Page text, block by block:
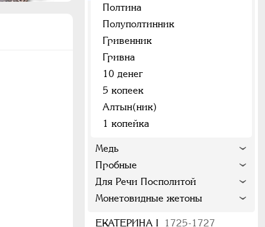
Полтина
Полуполтинник
Гривенник
Гривна
10 денег
5 копеек
Алтын(ник)
1 копейка
Медь
Пробные
Для Речи Посполитой
Монетовидные жетоны
ЕКАТЕРИНА I
1725-1727